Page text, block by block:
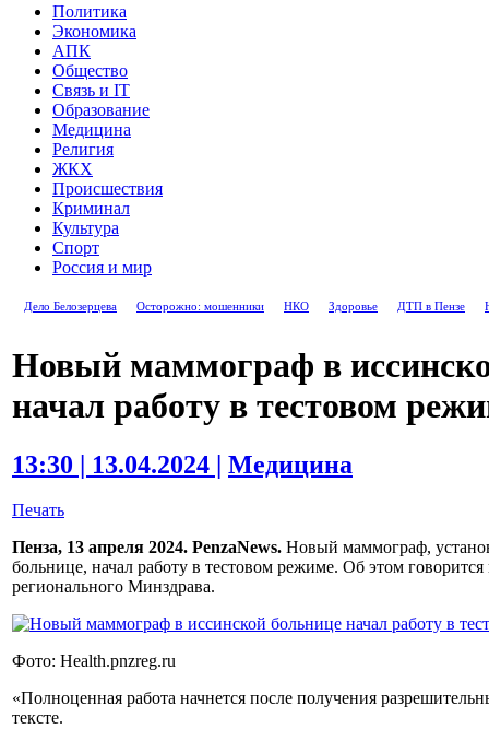
Политика
Экономика
АПК
Общество
Связь и IT
Образование
Медицина
Религия
ЖКХ
Происшествия
Криминал
Культура
Спорт
Россия и мир
Дело Белозерцева Осторожно: мошенники НКО Здоровье ДТП в Пензе
Новый маммограф в
начал работу в тестовом
13:30 | 13.04.2024 | Медицина
Печать
Пенза, 13 апреля 2024. PenzaNews. Новый маммограф,
больнице, начал работу в тестовом режиме. Об этом
регионального Минздрава.
Фото: Health.pnzreg.ru
«Полноценная работа начнется после получения
тексте.